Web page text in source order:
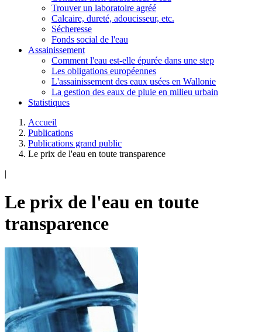
Trouver un laboratoire agréé
Calcaire, dureté, adoucisseur, etc.
Sécheresse
Fonds social de l'eau
Assainissement
Comment l'eau est-elle épurée dans une step
Les obligations européennes
L'assainissement des eaux usées en Wallonie
La gestion des eaux de pluie en milieu urbain
Statistiques
Accueil
Publications
Publications grand public
Le prix de l'eau en toute transparence
|
Le prix de l'eau en toute
transparence